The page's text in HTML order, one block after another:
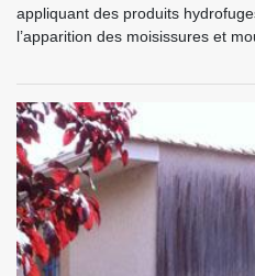
appliquant des produits
l’apparition des moisissures et